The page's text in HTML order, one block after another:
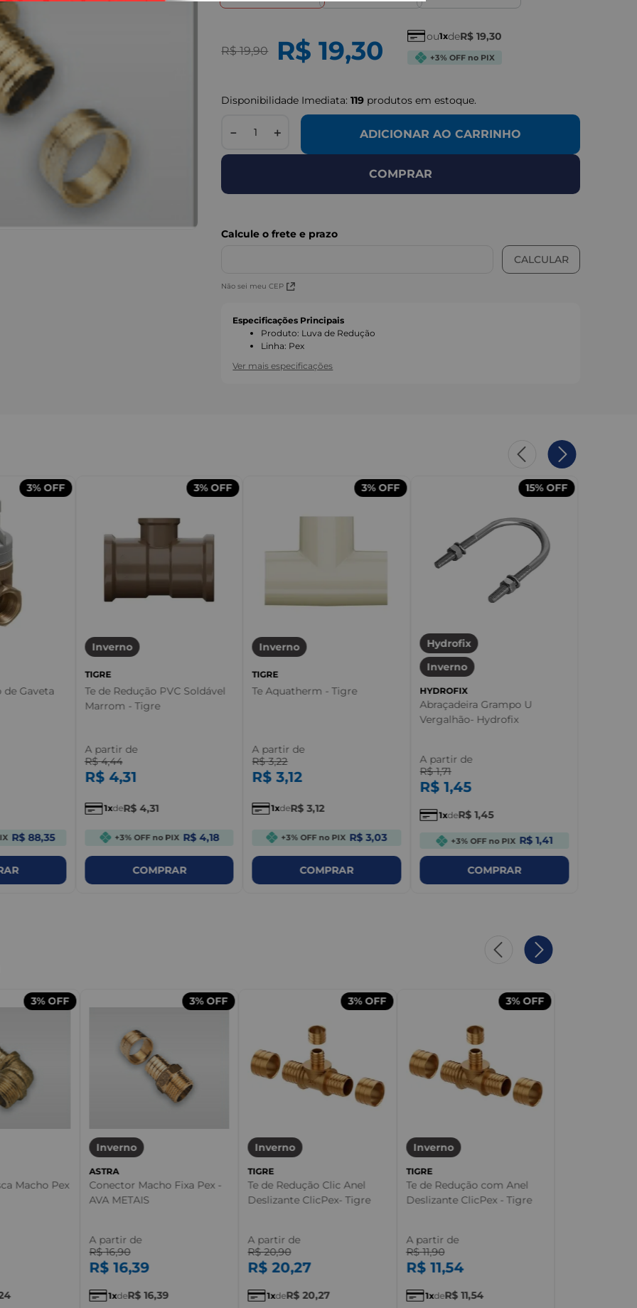
R$ 19,90 R$ 19,30 ou1 deR$ 19,30
+3% OFF no PIX
Disponibilidade Imediata:119 produtos em estoque.
＋
－ ADICIONAR AO CARRINHO
COMPRAR
Não sei meu CEP
Especificações Principais
Produto: Luva de Redução
Linha: Pex
Ver mais especificações
3%OFF
de Gaveta
R$ 88,35
3%OFF
Inverno
TIGRE
Te de Redução PVC Soldável
Marrom - Tigre
A partir de
R$ 4,44
R$ 4,31
1 deR$ 4,31
+3% OFF no PIX R$ 4,18
COMPRAR
3%OFF
Inverno
TIGRE
Te Aquatherm - Tigre
A partir de
R$ 3,22
R$ 3,12
1 deR$ 3,12
+3% OFF no PIX R$ 3,03
COMPRAR
15%OFF
Hydrofix
Inverno
HYDROFIX
Abraçadeira Grampo U
Vergalhão- Hydrofix
A partir de
R$ 1,71
R$ 1,45
1 deR$ 1,45
+3% OFF no PIX R$ 1,41
COMPRAR
3%OFF
Macho Pex
3%OFF
Inverno
ASTRA
Conector Macho Fixa Pex -
AVA METAIS
A partir de
R$ 16,90
R$ 16,39
1 deR$ 16,39
3%OFF
Inverno
TIGRE
Te de Redução Clic Anel
Deslizante ClicPex- Tigre
A partir de
R$ 20,90
R$ 20,27
1 deR$ 20,27
3%OFF
Inverno
TIGRE
Te de Redução com Anel
Deslizante ClicPex - Tigre
A partir de
R$ 11,90
R$ 11,54
1 deR$ 11,54